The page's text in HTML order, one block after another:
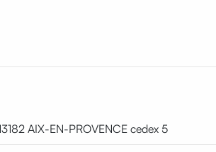
AIX-EN-PROVENCE cedex 5